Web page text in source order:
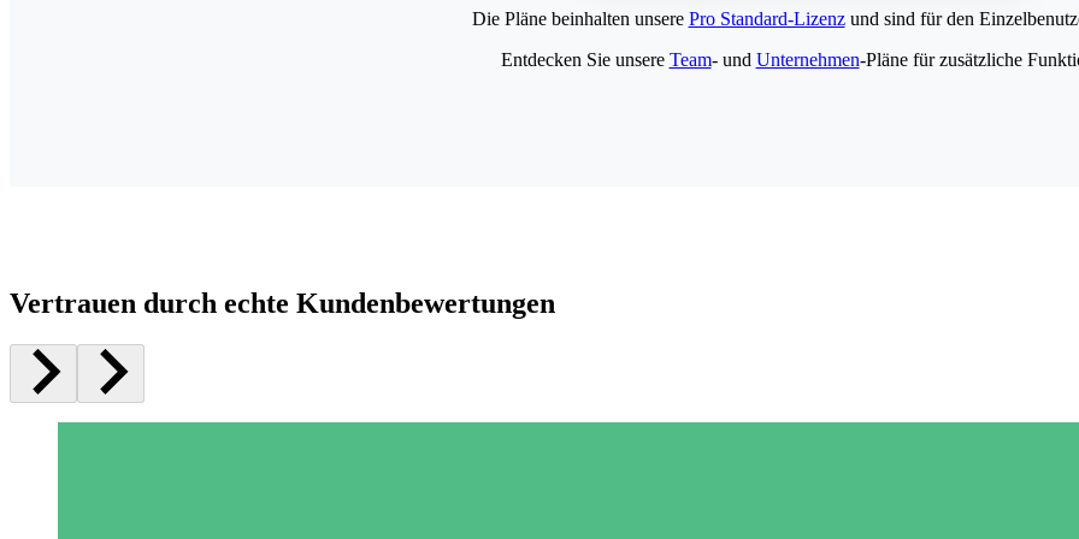
Die Pläne beinhalten unsere Pro Standard-Lizenzund sind für den
Entdecken Sie unsere Team- und Unternehmen-Pläne für zusätzliche
Vertrauen durch echte Kundenbewertungen